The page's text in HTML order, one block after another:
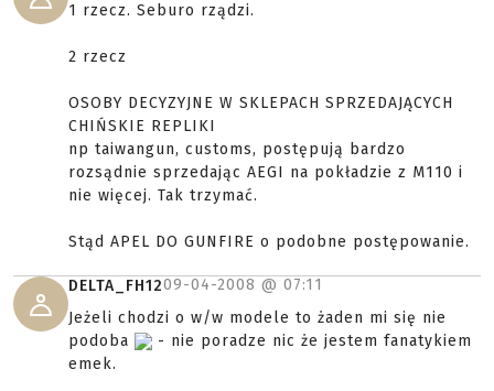
1 rzecz. Seburo rządzi.
2 rzecz
OSOBY DECYZYJNE W SKLEPACH SPRZEDAJĄCYCH
CHIŃSKIE REPLIKI
np taiwangun, customs, postępują bardzo
rozsądnie sprzedając AEGI na pokładzie z M110 i
nie więcej. Tak trzymać.
Stąd APEL DO GUNFIRE o podobne postępowanie.
DELTA_FH1209-04-2008 @ 07:11
Jeżeli chodzi o w/w modele to żaden mi się nie
podoba
- nie poradze nic że jestem fanatykiem
emek.